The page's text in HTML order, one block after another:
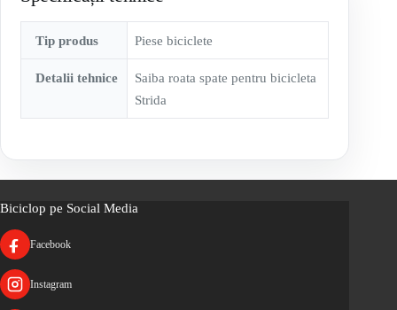
Tip produs Piese biciclete
Detalii tehnice
Saiba roata spate pentru bicicleta
Strida
Biciclop pe Social Media
Facebook
Instagram